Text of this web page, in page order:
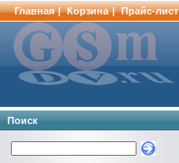
Главная | Корзина | Прайс-лист
Поиск